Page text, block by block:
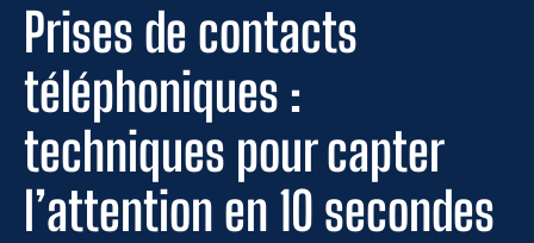
Prises de contacts
téléphoniques :
techniques pour capter
l’attention en 10 secondes